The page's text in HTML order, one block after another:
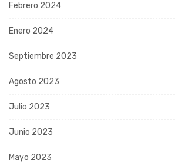
Febrero 2024
Enero 2024
Septiembre 2023
Agosto 2023
Julio 2023
Junio 2023
Mayo 2023